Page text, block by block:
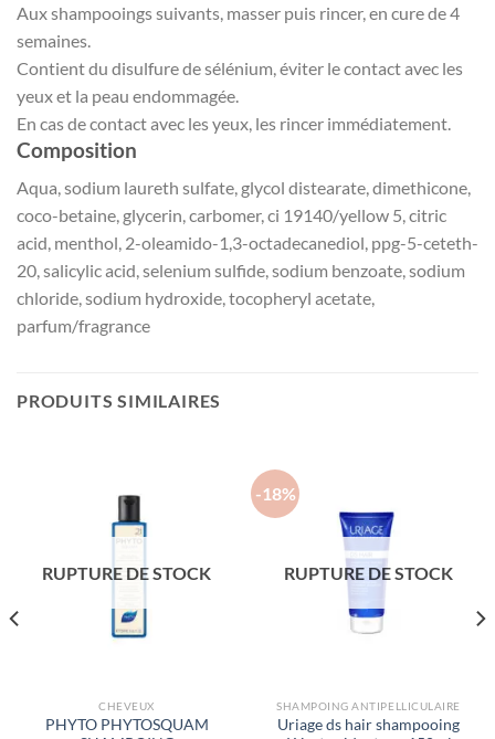
Aux shampooings suivants, masser puis rincer, en cure de 4
semaines.
Contient du disulfure de sélénium, éviter le contact avec les
yeux et la peau endommagée.
En cas de contact avec les yeux, les rincer immédiatement.
Composition
Aqua, sodium laureth sulfate, glycol distearate, dimethicone,
coco-betaine, glycerin, carbomer, ci 19140/yellow 5, citric
acid, menthol, 2-oleamido-1,3-octadecanediol, ppg-5-ceteth-
20, salicylic acid, selenium sulfide, sodium benzoate, sodium
chloride, sodium hydroxide, tocopheryl acetate,
parfum/fragrance
PRODUITS SIMILAIRES
RUPTURE DE STOCK
CHEVEUX
PHYTO PHYTOSQUAM
-18%
RUPTURE DE STOCK
SHAMPOING ANTIPELLICULAIRE
Uriage ds hair shampooing